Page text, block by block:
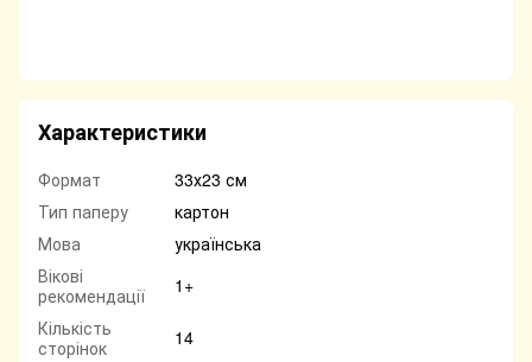
Характеристики
Формат
33х23 см
Тип паперу
картон
Мова
українська
Вікові
рекомендації
1+
Кількість
сторінок
14